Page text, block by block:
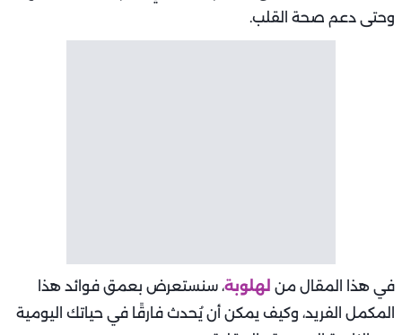
وحتى دعم صحة القلب.
في هذا المقال من لهلوبة، سنستعرض بعمق فوائد هذا
المكمل الفريد، وكيف يمكن أن يُحدث فارقًا في حياتك اليومية